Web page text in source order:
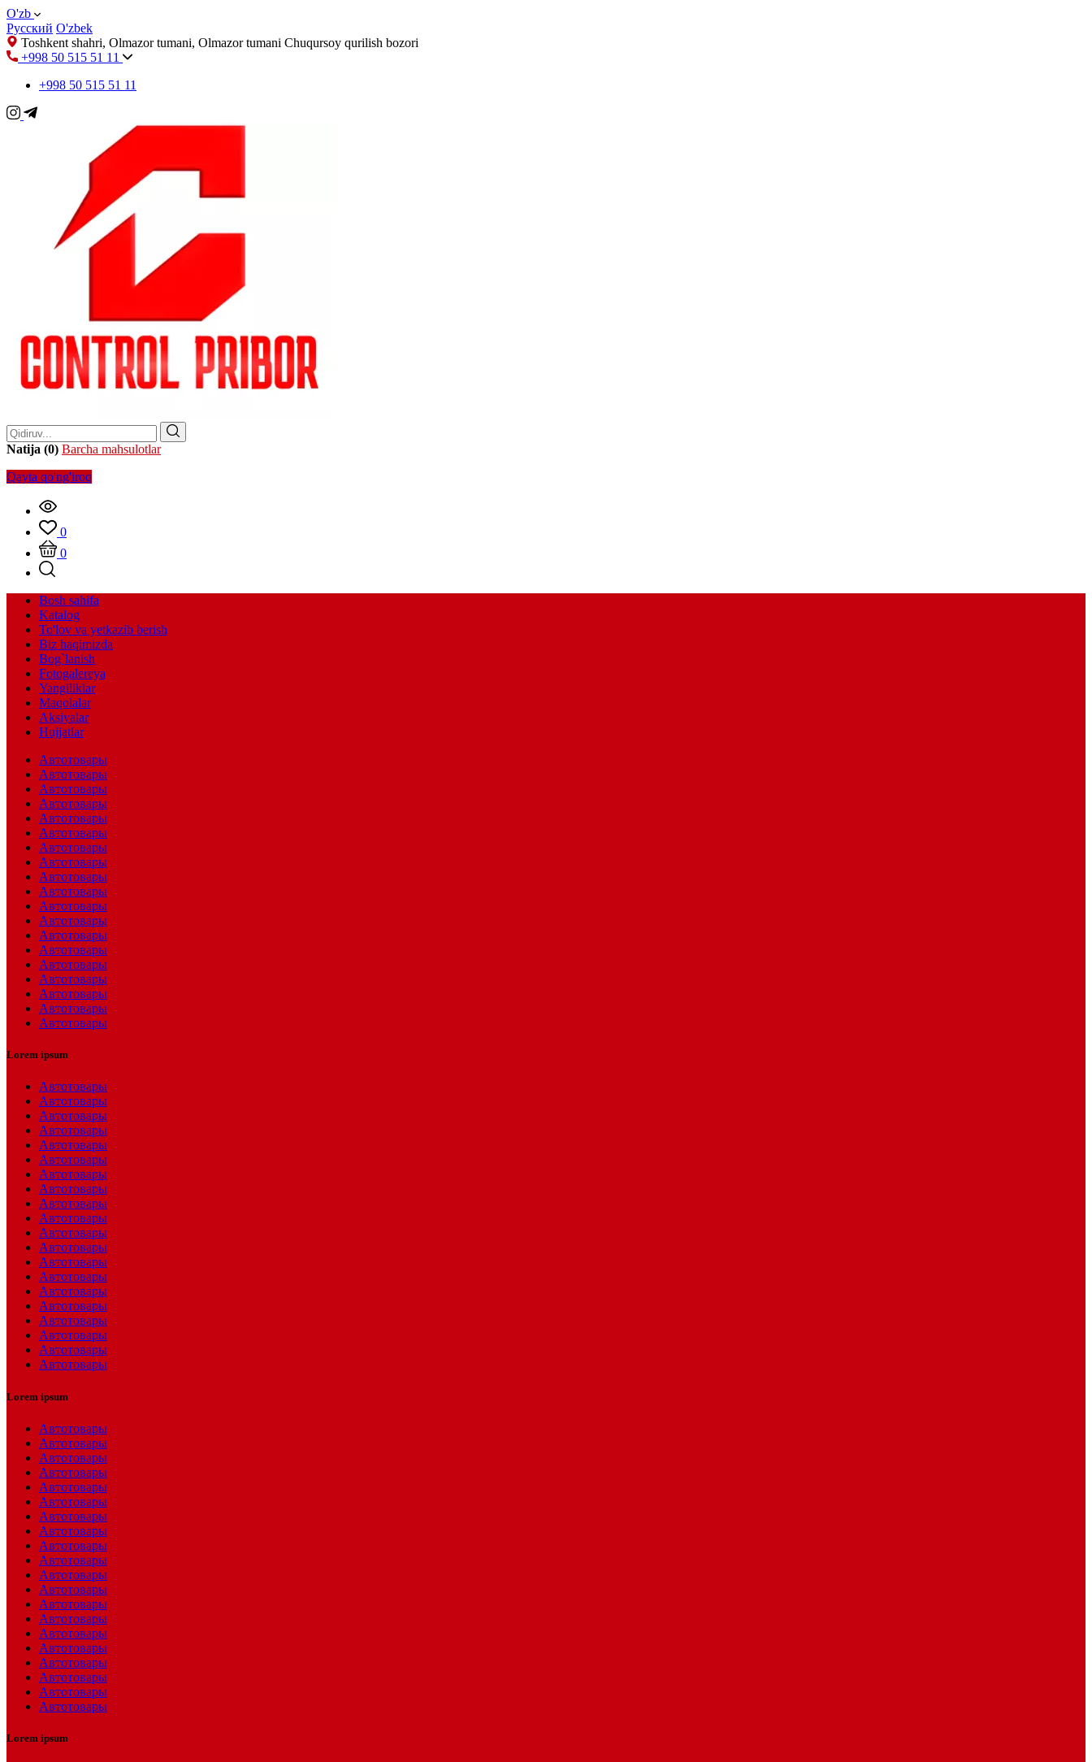
O'zb
Русский O'zbek
Toshkent shahri, Olmazor tumani, Olmazor tumani Chuqursoy qurilish bozori
+998 50 515 51 11
+998 50 515 51 11
Natija (0) Barcha mahsulotlar
Qayta qo'ng'iroq
0
0
Bosh sahifa
Katalog
To'lov va yetkazib berish
Biz haqimizda
Bog`lanish
Fotogalereya
Yangiliklar
Maqolalar
Aksiyalar
Hujjatlar
Автотовары
Автотовары
Автотовары
Автотовары
Автотовары
Автотовары
Автотовары
Автотовары
Автотовары
Автотовары
Автотовары
Автотовары
Автотовары
Автотовары
Автотовары
Автотовары
Автотовары
Автотовары
Автотовары
Lorem ipsum
Автотовары
Автотовары
Автотовары
Автотовары
Автотовары
Автотовары
Автотовары
Автотовары
Автотовары
Автотовары
Автотовары
Автотовары
Автотовары
Автотовары
Автотовары
Автотовары
Автотовары
Автотовары
Автотовары
Автотовары
Lorem ipsum
Автотовары
Автотовары
Автотовары
Автотовары
Автотовары
Автотовары
Автотовары
Автотовары
Автотовары
Автотовары
Автотовары
Автотовары
Автотовары
Автотовары
Автотовары
Автотовары
Автотовары
Автотовары
Автотовары
Автотовары
Lorem ipsum